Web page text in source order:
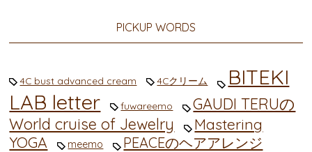
PICKUP WORDS
4C bust advanced cream 4Cクリーム
BITEKI
LAB letter
fuwareemo
GAUDI TERUの
World cruise of Jewelry
Mastering
YOGA
meemo PEACEのヘアアレンジ